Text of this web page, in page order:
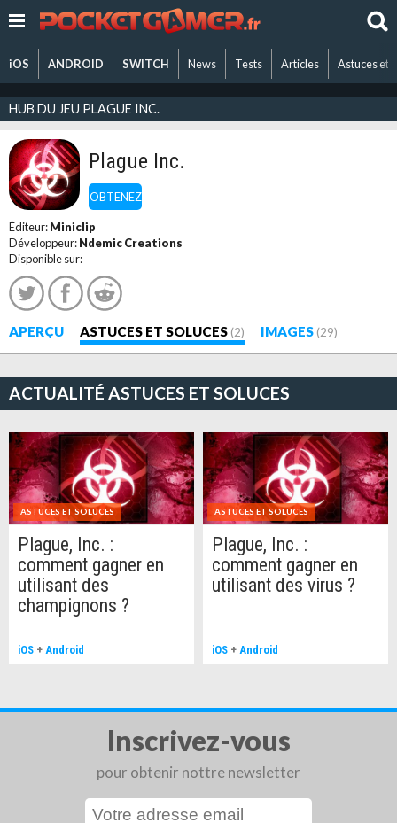
iOS ANDROID SWITCH News Tests Articles Astuces et
HUB DU JEU PLAGUE INC.
OBTENEZ
Plague Inc.
Éditeur:Miniclip
Développeur:Ndemic Creations
Disponible sur:
APERÇU ASTUCES ET SOLUCES (2) IMAGES (29)
ACTUALITÉ ASTUCES ET SOLUCES
ASTUCES ET SOLUCES
Plague, Inc. :
comment gagner en
utilisant des
champignons ?
iOS + Android
ASTUCES ET SOLUCES
Plague, Inc. :
comment gagner en
utilisant des virus ?
iOS + Android
Inscrivez-vous
pour obtenir nottre newsletter